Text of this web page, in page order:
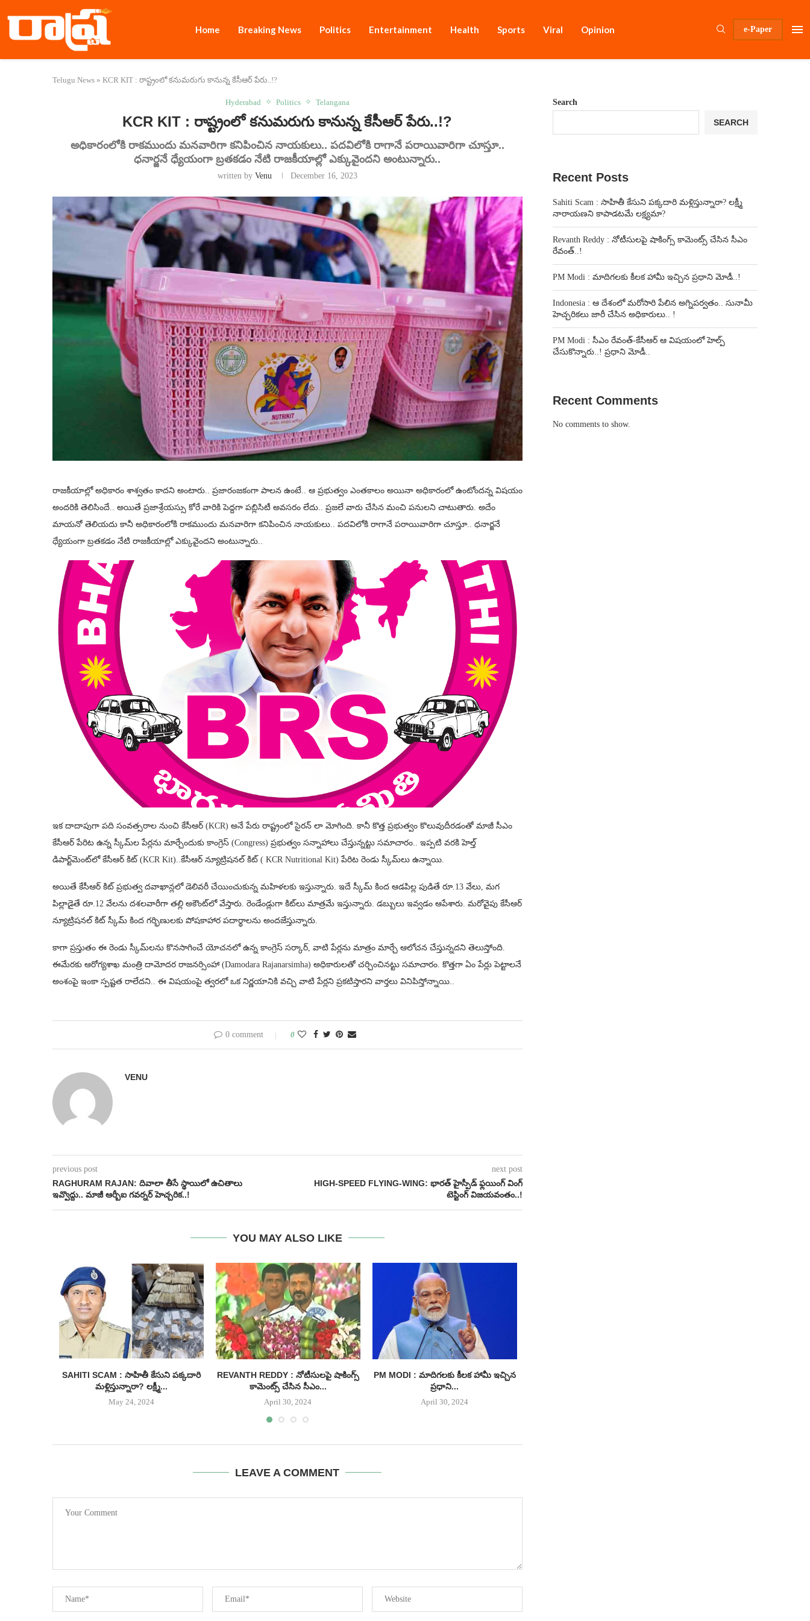
Home Breaking News Politics Entertainment Health Sports Viral Opinion e-Paper
Telugu News » KCR KIT : రాష్ట్రంలో కనుమరుగు కానున్న కేసీఆర్ పేరు..!?
Hyderabad Politics Telangana
KCR KIT : రాష్ట్రంలో కనుమరుగు కానున్న కేసీఆర్ పేరు..!?
అధికారంలోకి రాకముందు మనవారిగా కనిపించిన నాయకులు.. పదవిలోకి రాగానే పరాయివారిగా చూస్తూ..
ధనార్జనే ధ్యేయంగా బ్రతకడం నేటి రాజకీయాల్లో ఎక్కువైందని అంటున్నారు..
written by Venu December 16, 2023
రాజకీయాల్లో అధికారం శాశ్వతం కాదని అంటారు.. ప్రజారంజకంగా పాలన ఉంటే.. ఆ ప్రభుత్వం ఎంతకాలం అయినా అధికారంలో ఉంటోందన్న విషయం
అందరికి తెలిసిందే.. అయితే ప్రజాశ్రేయస్సు కోరే వారికి పెద్దగా పబ్లిసిటీ అవసరం లేదు.. ప్రజలే వారు చేసిన మంచి పనులని చాటుతారు. అదేం
మాయనో తెలియదు కానీ అధికారంలోకి రాకముందు మనవారిగా కనిపించిన నాయకులు.. పదవిలోకి రాగానే పరాయివారిగా చూస్తూ.. ధనార్జనే
ధ్యేయంగా బ్రతకడం నేటి రాజకీయాల్లో ఎక్కువైందని అంటున్నారు..
ఇక దాదాపుగా పది సంవత్సరాల నుంచి కేసీఆర్ (KCR) అనే పేరు రాష్ట్రంలో సైరన్ లా మోగింది. కానీ కొత్త ప్రభుత్వం కొలువుదీరడంతో మాజీ సీఎం
కేసీఆర్ పేరిట ఉన్న స్కీమ్‌‌‌‌ల పేర్లను మార్చేందుకు కాంగ్రెస్‌‌‌‌ (Congress) ప్రభుత్వం సన్నాహాలు చేస్తున్నట్టు సమాచారం.. ఇప్పటి వరకి హెల్త్
డిపార్ట్‌‌‌‌మెంట్‌‌‌‌లో కేసీఆర్‌‌‌‌ కిట్‌‌‌‌ (KCR Kit)..కేసీఆర్ న్యూట్రిషనల్ కిట్ ( KCR Nutritional Kit) పేరిట రెండు స్కీమ్‌‌‌‌లు ఉన్నాయి.
అయితే కేసీఆర్‌‌‌‌‌‌‌‌ కిట్‌ ప్రభుత్వ దవాఖాన్లలో డెలివరీ చేయించుకున్న మహిళలకు‌‌‌ ఇస్తున్నారు. ఇదే స్కీమ్ కింద ఆడపిల్ల పుడితే రూ.13 వేలు, మగ
పిల్లాడైతే రూ.12 వేలను దశలవారీగా తల్లి అకౌంట్‌‌‌‌లో వేస్తారు. రెండేండ్లుగా కిట్‌‌‌‌లు మాత్రమే ఇస్తున్నారు. డబ్బులు ఇవ్వడం ఆపేశారు. మరోవైపు కేసీఆర్
న్యూట్రిషనల్ కిట్ స్కీమ్‌‌‌‌ కింద గర్భిణులకు పోషకాహార పదార్థాలను అందజేస్తున్నారు.
కాగా ప్రస్తుతం ఈ రెండు స్కీమ్‌‌‌‌లను కొనసాగించే యోచనలో ఉన్న కాంగ్రెస్ సర్కార్, వాటి పేర్లను మాత్రం మార్చే ఆలోచన చేస్తున్నదని తెలుస్తోంది.
ఈమేరకు ఆరోగ్యశాఖ మంత్రి దామోదర రాజనర్సింహా (Damodara Rajanarsimha) అధికారులతో చర్చించినట్టు సమాచారం. కొత్తగా ఏం పేర్లు పెట్టాలనే
అంశంపై ఇంకా స్పష్టత రాలేదని.. ఈ విషయంపై త్వరలో ఒక నిర్ణయానికి వచ్చి వాటి పేర్లని ప్రకటిస్తారని వార్తలు వినిపిస్తోన్నాయి..
0 comment 0
VENU
previous post
RAGHURAM RAJAN: దివాలా తీసే స్థాయిలో ఉచితాలు
ఇవ్వొద్దు.. మాజీ ఆర్బీఐ గవర్నర్ హెచ్చరిక..!
next post
HIGH-SPEED FLYING-WING: భారత్ హైస్పీడ్ ఫ్లయింగ్ వింగ్
టెస్టింగ్ విజయవంతం..!
YOU MAY ALSO LIKE
SAHITI SCAM : సాహితీ కేసుని పక్కదారి
మళ్లిస్తున్నారా? లక్ష్మీ...
May 24, 2024
REVANTH REDDY : నోటీసులపై షాకింగ్స్
కామెంట్స్ చేసిన సీఎం...
April 30, 2024
PM MODI : మాదిగలకు కీలక హామీ ఇచ్చిన
ప్రధాని...
April 30, 2024
LEAVE A COMMENT
Search
SEARCH
Recent Posts
Sahiti Scam : సాహితీ కేసుని పక్కదారి మళ్లిస్తున్నారా? లక్ష్మీ
నారాయణని కాపాడటమే లక్ష్యమా?
Revanth Reddy : నోటీసులపై షాకింగ్స్ కామెంట్స్ చేసిన సీఎం
రేవంత్..!
PM Modi : మాదిగలకు కీలక హామీ ఇచ్చిన ప్రధాని మోడీ..!
Indonesia : ఆ దేశంలో మరోసారి పేలిన అగ్నిపర్వతం.. సునామీ
హెచ్చరికలు జారీ చేసిన అధికారులు.. !
PM Modi : సీఎం రేవంత్-కేసీఆర్ ఆ విషయంలో హెల్ప్
చేసుకొన్నారు..! ప్రధాని మోడీ..
Recent Comments
No comments to show.